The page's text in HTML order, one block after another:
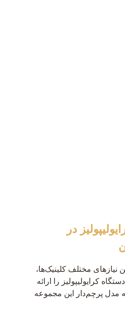
در
نیازهای مختلف کلینیک‌ها،
کرایولیپولیز را ارائه
مدل پرچم‌دار این مجموعه